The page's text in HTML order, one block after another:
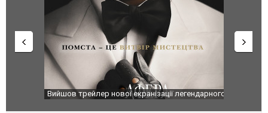
Вийшов трейлер нової екранізації легендарного
фільму "Афера Томаса Крауна"